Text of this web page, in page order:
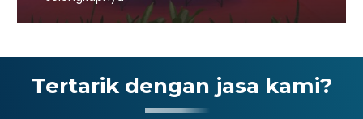
Tertarik dengan jasa kami?